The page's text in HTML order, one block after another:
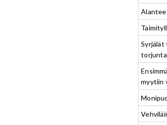
Syrjälät
myytiin